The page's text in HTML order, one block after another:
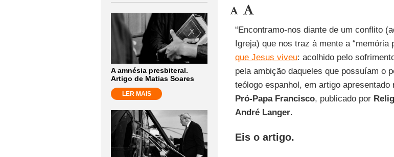
A amnésia presbiteral.
Artigo de Matias Soares
LER MAIS
“Encontramo-nos diante de um conflito
Igreja) que nos traz à mente a “memória
que Jesus viveu: acolhido pelo
pela ambição daqueles que possuíam o
teólogo espanhol, em artigo apresentado
Pró-Papa Francisco, publicado por
André Langer.
Eis o artigo.